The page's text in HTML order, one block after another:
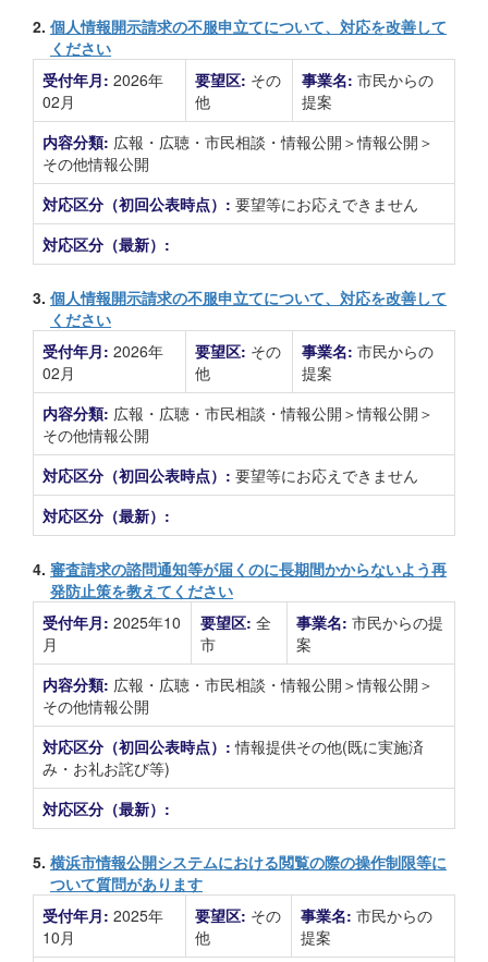
2. 個人情報開示請求の不服申立てについて、対応を改善して
ください
受付年月: 2026年
02月
要望区: その
他
事業名: 市民からの
提案
内容分類: 広報・広聴・市民相談・情報公開＞情報公開＞
その他情報公開
対応区分（初回公表時点）: 要望等にお応えできません
対応区分（最新）:
3. 個人情報開示請求の不服申立てについて、対応を改善して
ください
受付年月: 2026年
02月
要望区: その
他
事業名: 市民からの
提案
内容分類: 広報・広聴・市民相談・情報公開＞情報公開＞
その他情報公開
対応区分（初回公表時点）: 要望等にお応えできません
対応区分（最新）:
4. 審査請求の諮問通知等が届くのに長期間かからないよう再
発防止策を教えてください
受付年月: 2025年10
月
要望区: 全
市
事業名: 市民からの提
案
内容分類: 広報・広聴・市民相談・情報公開＞情報公開＞
その他情報公開
対応区分（初回公表時点）:情報提供その他(既に実施済
み・お礼お詫び等)
対応区分（最新）:
5. 横浜市情報公開システムにおける閲覧の際の操作制限等に
ついて質問があります
受付年月: 2025年
10月
要望区: その
他
事業名: 市民からの
提案